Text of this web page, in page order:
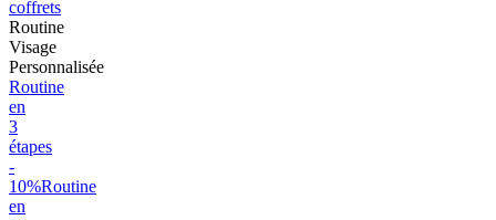
coffrets
Routine
Visage
Personnalisée
Routine
en
3
étapes
-
10%Routine
en